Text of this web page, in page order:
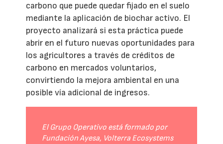
carbono que puede quedar fijado en el suelo
mediante la aplicación de biochar activo. El
proyecto analizará si esta práctica puede
abrir en el futuro nuevas oportunidades para
los agricultores a través de créditos de
carbono en mercados voluntarios,
convirtiendo la mejora ambiental en una
posible vía adicional de ingresos.
El Grupo Operativo está formado por
Fundación Ayesa, Volterra Ecosystems